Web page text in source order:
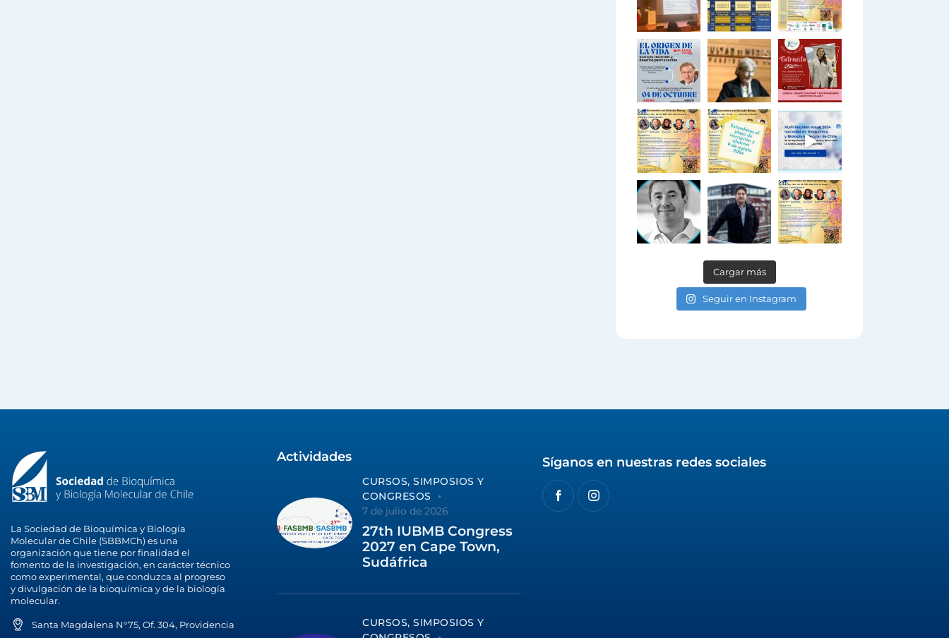
Cargar más
Seguir en Instagram
La Sociedad de Bioquímica y Biología
Molecular de Chile (SBBMCh) es una
organización que tiene por finalidad el
fomento de la investigación, en carácter técnico
como experimental, que conduzca al progreso
y divulgación de la bioquímica y de la biología
molecular.
Santa Magdalena N°75, Of. 304, Providencia
Actividades
CURSOS, SIMPOSIOS Y
CONGRESOS
7 de julio de 2026
27th IUBMB Congress
2027 en Cape Town,
Sudáfrica
CURSOS, SIMPOSIOS Y
Síganos en nuestras redes sociales